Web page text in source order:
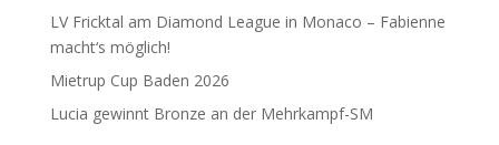
LV Fricktal am Diamond League in Monaco – Fabienne
macht‘s möglich!
Mietrup Cup Baden 2026
Lucia gewinnt Bronze an der Mehrkampf-SM